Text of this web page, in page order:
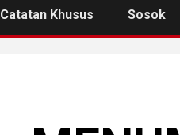
Catatan Khusus Sosok